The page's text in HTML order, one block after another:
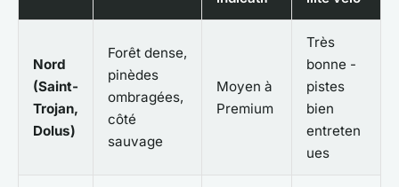
Nord
(Saint-
Trojan,
Dolus)
Forêt dense,
pinèdes
ombragées,
côté
sauvage
Moyen à
Premium
Très
bonne -
pistes
bien
entreten
ues